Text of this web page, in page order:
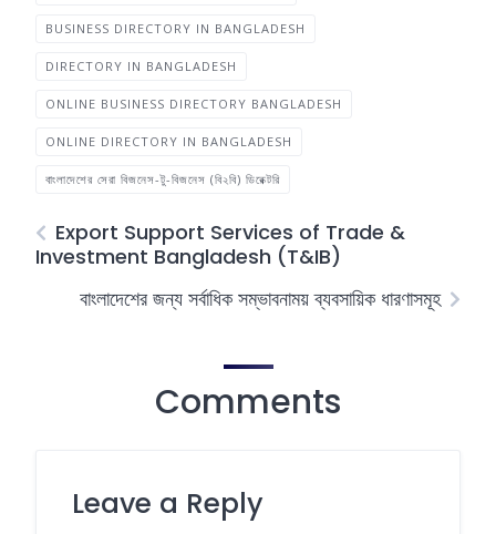
BUSINESS DIRECTORY IN BANGLADESH
DIRECTORY IN BANGLADESH
ONLINE BUSINESS DIRECTORY BANGLADESH
ONLINE DIRECTORY IN BANGLADESH
বাংলাদেশের সেরা বিজনেস-টু-বিজনেস (বি২বি) ডিরেক্টরি
Export Support Services of Trade &
Investment Bangladesh (T&IB)
বাংলাদেশের জন্য সর্বাধিক সম্ভাবনাময় ব্যবসায়িক ধারণাসমূহ
Comments
Leave a Reply